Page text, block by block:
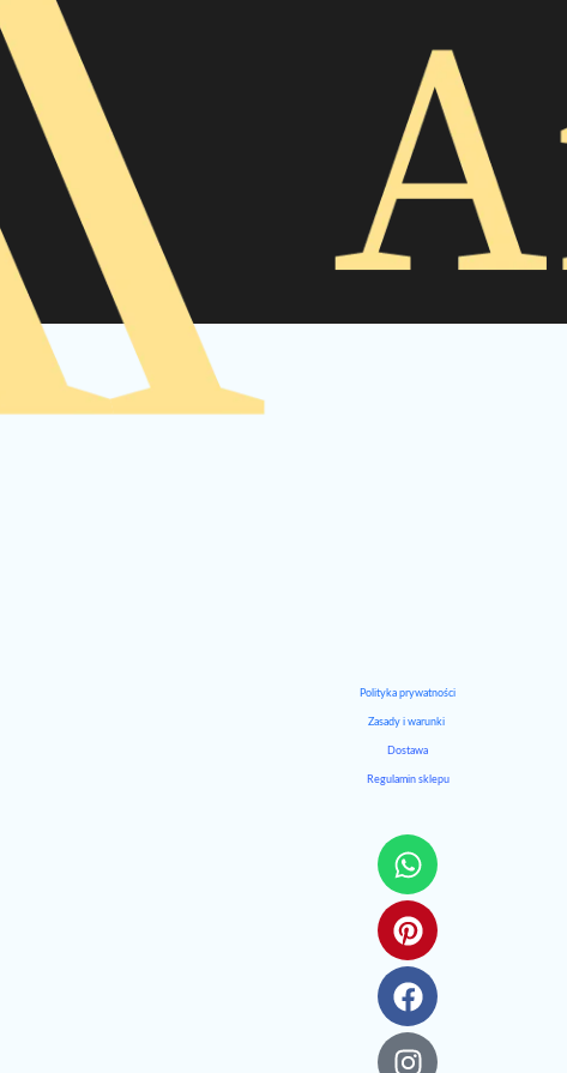
Polityka prywatności
Zasady i warunki
Dostawa
Regulamin sklepu